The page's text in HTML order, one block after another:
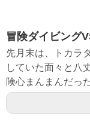
冒険ダイビング
先月末は、トカラ
していた面々と八
険心まんまんだっ